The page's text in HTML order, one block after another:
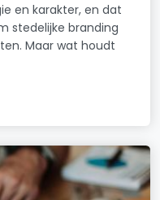
en karakter, en dat
stedelijke branding
Maar wat houdt